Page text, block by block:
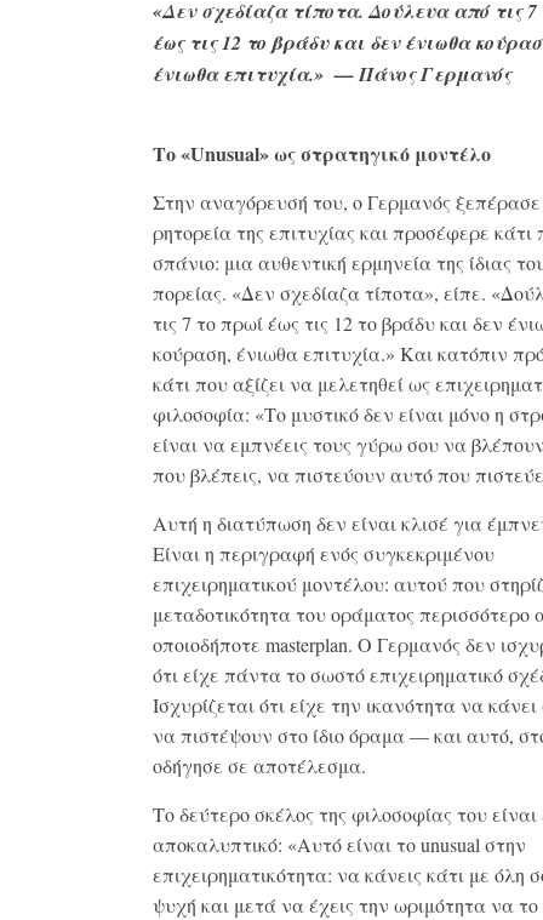
«Δεν σχεδίαζα τίποτα. Δούλευα από τις
έως τις 12 το βράδυ και δεν ένιωθα
ένιωθα επιτυχία.» — Πάνος Γερμανός
Το «Unusual» ως στρατηγικό μοντέλο
Στην αναγόρευσή του, ο Γερμανός
ρητορεία της επιτυχίας και προσέφερε κάτι
σπάνιο: μια αυθεντική ερμηνεία της ίδιας
πορείας. «Δεν σχεδίαζα τίποτα», είπε.
τις 7 το πρωί έως τις 12 το βράδυ και δεν
κούραση, ένιωθα επιτυχία.» Και κατόπιν
κάτι που αξίζει να μελετηθεί ως
φιλοσοφία: «Το μυστικό δεν είναι μόνο η
είναι να εμπνέεις τους γύρω σου να
που βλέπεις, να πιστεύουν αυτό που
Αυτή η διατύπωση δεν είναι κλισέ για
Είναι η περιγραφή ενός συγκεκριμένου
επιχειρηματικού μοντέλου: αυτού που
μεταδοτικότητα του οράματος περισσότερο
οποιοδήποτε masterplan. Ο Γερμανός δεν
ότι είχε πάντα το σωστό επιχειρηματικό
Ισχυρίζεται ότι είχε την ικανότητα να
να πιστέψουν στο ίδιο όραμα — και αυτό,
οδήγησε σε αποτέλεσμα.
Το δεύτερο σκέλος της φιλοσοφίας του είναι
αποκαλυπτικό: «Αυτό είναι το unusual στην
επιχειρηματικότητα: να κάνεις κάτι με όλη
ψυχή και μετά να έχεις την ωριμότητα να